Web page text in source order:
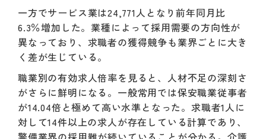
一方でサービス業は24,771人となり前年同月比
6.3％増加した。業種によって採用需要の方向性が
異なっており、求職者の獲得競争も業界ごとに大き
く差が生じている。
職業別の有効求人倍率を見ると、人材不足の深刻さ
がさらに鮮明になる。一般常用では保安職業従事者
が14.04倍と極めて高い水準となった。求職者1人に
対して14件以上の求人が存在している計算であり、